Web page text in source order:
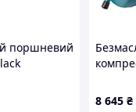
поршневий
8 645 ₴